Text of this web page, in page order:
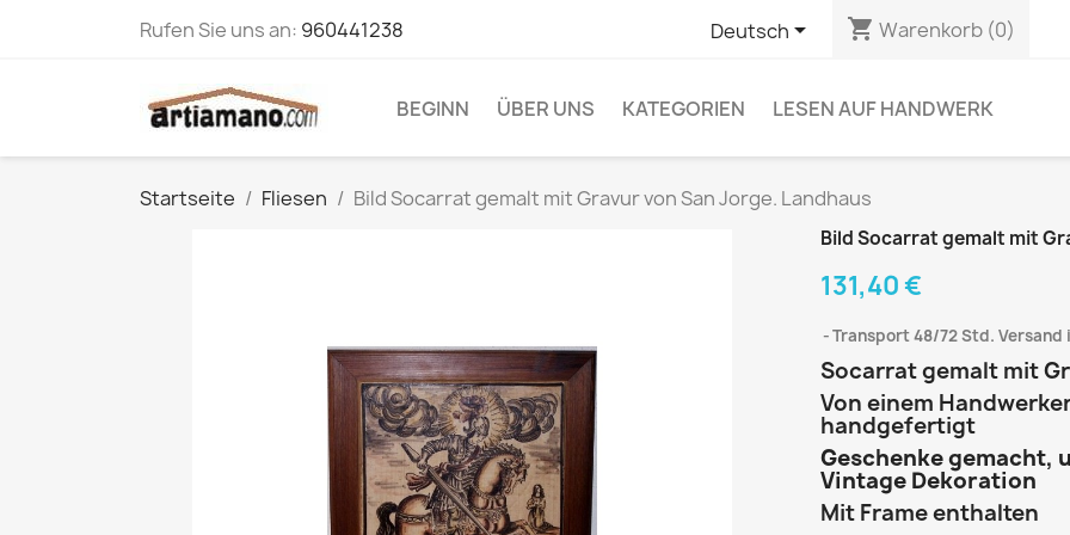
Rufen Sie uns an: 960441238 Deutsch shopping_cart Warenkorb (0)
BEGINN ÜBER UNS KATEGORIEN LESEN AUF HANDWERK
Startseite Fliesen Bild Socarrat gemalt mit Gravur von San Jorge. Landhaus
Bild Socarrat gemalt mit
131,40 €
Transport 48/72 Std. Versand
Socarrat gemalt mit
Von einem
handgefertigt
Geschenke gemacht,
Vintage Dekoration
Mit Frame enthalten